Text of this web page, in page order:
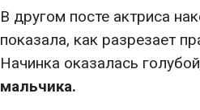
В другом посте актриса
показала, как разрезает
Начинка оказалась
мальчика.